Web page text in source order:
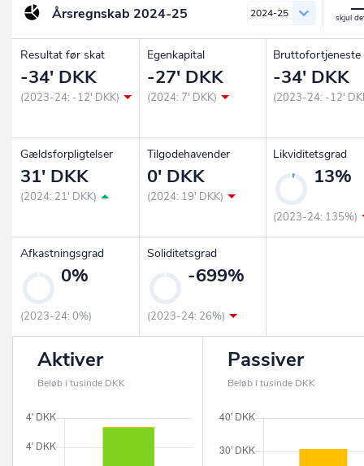
Årsregnskab 2024-25 2024-25
Resultat før skat
-34' DKK
(2023-24: -12' DKK)
Egenkapital
-27' DKK
(2024: 7' DKK)
Bruttofortjeneste
-34' DKK
(2023-24: -12'
Gældsforpligtelser
31' DKK
(2024: 21' DKK)
Tilgodehavender
0' DKK
(2024: 19' DKK)
Likviditetsgrad
13%
(2023-24: 135%)
Afkastningsgrad
0%
(2023-24: 0%)
Soliditetsgrad
-699%
(2023-24: 26%)
Aktiver
Beløb i tusinde DKK
Passiver
Beløb i tusinde DKK